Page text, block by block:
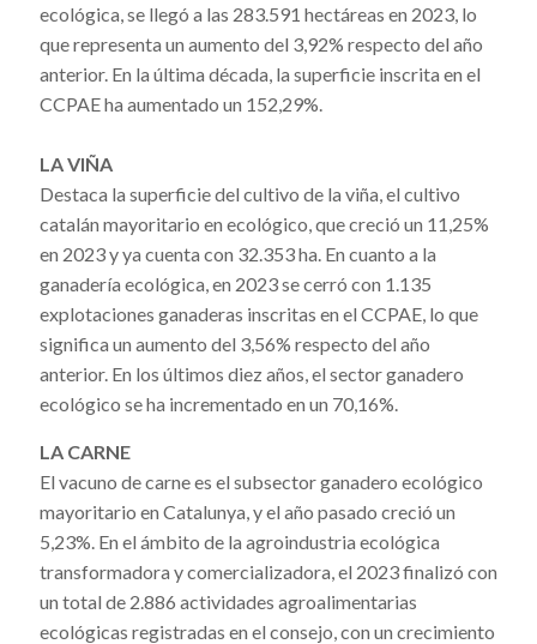
ecológica, se llegó a las 283.591 hectáreas en 2023, lo
que representa un aumento del 3,92% respecto del año
anterior. En la última década, la superficie inscrita en el
CCPAE ha aumentado un 152,29%.
LA VIÑA
Destaca la superficie del cultivo de la viña, el cultivo
catalán mayoritario en ecológico, que creció un 11,25%
en 2023 y ya cuenta con 32.353 ha. En cuanto a la
ganadería ecológica, en 2023 se cerró con 1.135
explotaciones ganaderas inscritas en el CCPAE, lo que
significa un aumento del 3,56% respecto del año
anterior. En los últimos diez años, el sector ganadero
ecológico se ha incrementado en un 70,16%.
LA CARNE
El vacuno de carne es el subsector ganadero ecológico
mayoritario en Catalunya, y el año pasado creció un
5,23%. En el ámbito de la agroindustria ecológica
transformadora y comercializadora, el 2023 finalizó con
un total de 2.886 actividades agroalimentarias
ecológicas registradas en el consejo, con un crecimiento